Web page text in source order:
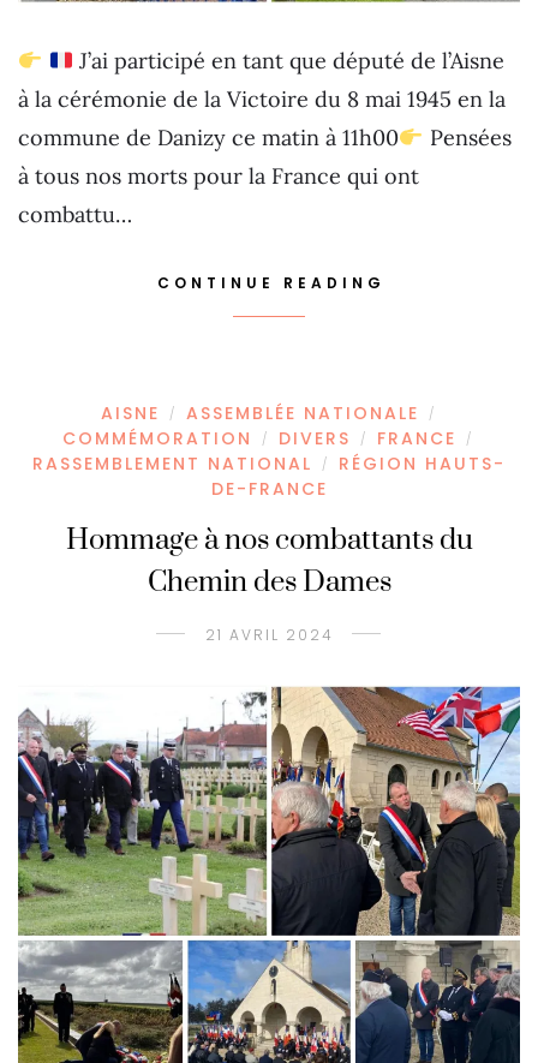
J’ai participé en tant que député de l’Aisne
à la cérémonie de la Victoire du 8 mai 1945 en la
commune de Danizy ce matin à 11h00
Pensées
à tous nos morts pour la France qui ont
combattu…
CONTINUE READING
AISNE / ASSEMBLÉE NATIONALE /
COMMÉMORATION / DIVERS / FRANCE /
RASSEMBLEMENT NATIONAL /
RÉGION HAUTS-
DE-FRANCE
Hommage à nos combattants du
Chemin des Dames
21 AVRIL 2024